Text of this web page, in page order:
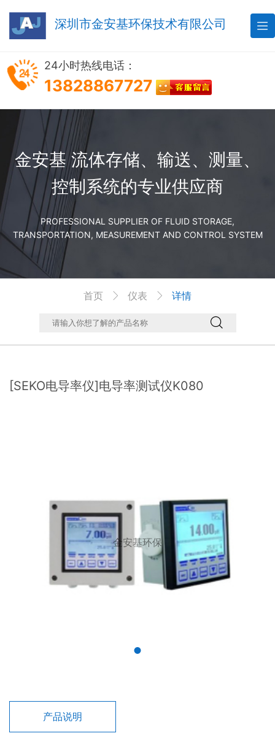
深圳市金安基环保技术有限公司 
24小时热线电话：
13828867727
金安基 流体存储、输送、测量、
控制系统的专业供应商
PROFESSIONAL SUPPLIER OF FLUID STORAGE,
TRANSPORTATION, MEASUREMENT AND CONTROL SYSTEM
首页  仪表  详情

[SEKO电导率仪]电导率测试仪K080
金安基环保
产品说明